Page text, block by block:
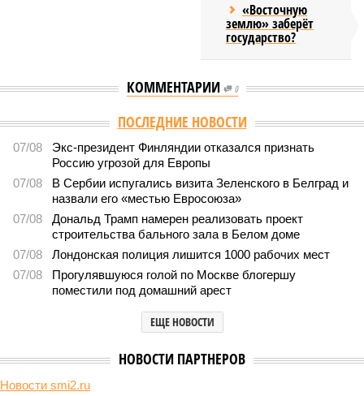
«Восточную
землю» заберёт
государство?
КОММЕНТАРИИ 0
Версия //Общество //
Земля уже не раз показывала человечеству свой
крутой нрав – когда покажет снова?
Земля уже не раз показывала человечеству свой крутой
нрав – когда покажет снова?
Последние времена
Земля уже не раз показывала человечеству свой крутой нрав – когда
покажет снова? (фото: АР-ТАСС)
Природа постоянно вступает в противоречие с нами. Ведь пока
она стремится всё на планете держать в балансе, человечество